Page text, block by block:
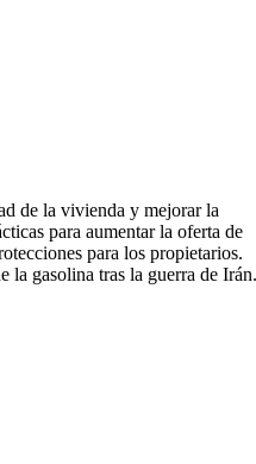
de la vivienda y mejorar la
para aumentar la oferta de
para los propietarios.
la gasolina tras la guerra de Irán.